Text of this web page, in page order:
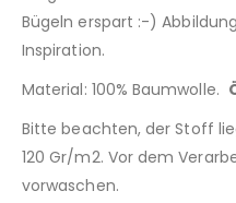
Bügeln erspart :-)
Inspiration.
Material: 100% Baumwolle.
Bitte beachten, der Stoff
120 Gr/m2. Vor dem
vorwaschen.